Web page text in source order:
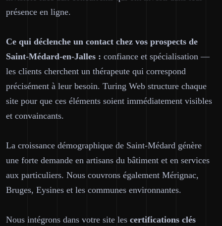
présence en ligne.
Ce qui déclenche un contact chez vos prospects de
Saint-Médard-en-Jalles : confiance et spécialisation —
les clients cherchent un thérapeute qui correspond
précisément à leur besoin. Turing Web structure chaque
site pour que ces éléments soient immédiatement visibles
et convaincants.
La croissance démographique de Saint-Médard génère
une forte demande en artisans du bâtiment et en services
aux particuliers. Nous couvrons également Mérignac,
Bruges, Eysines et les communes environnantes.
Nous intégrons dans votre site les certifications clés